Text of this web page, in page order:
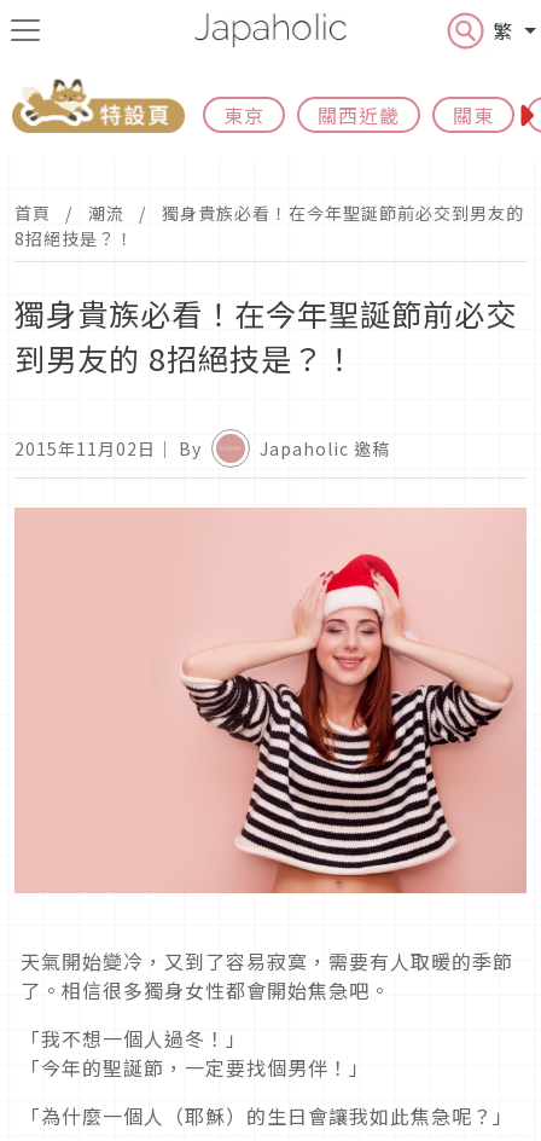
繁
東京 關西近畿 關東
首頁 潮流
獨身貴族必看！在今年聖誕節前必交到男友的
8招絕技是？！
獨身貴族必看！在今年聖誕節前必交
到男友的 8招絕技是？！
2015年11月02日 ｜ By Japaholic 邀稿
天氣開始變冷，又到了容易寂寞，需要有人取暖的季節
了。相信很多獨身女性都會開始焦急吧。
「我不想一個人過冬！」
「今年的聖誕節，一定要找個男伴！」
「為什麼一個人（耶穌）的生日會讓我如此焦急呢？」